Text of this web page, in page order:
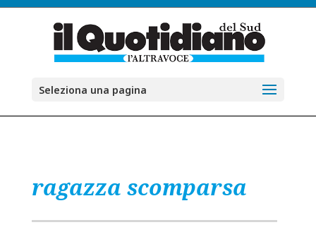
Seleziona una pagina
ragazza scomparsa